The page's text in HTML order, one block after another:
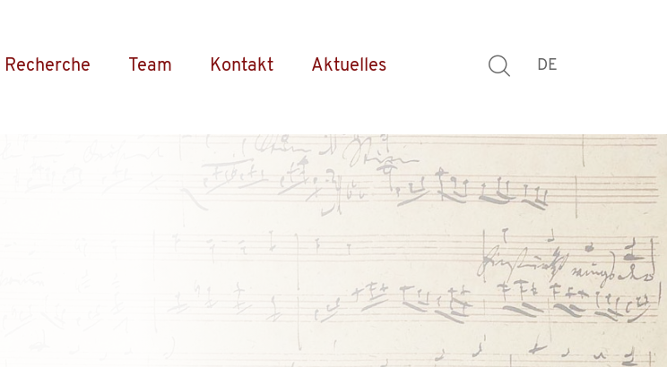
Recherche Team Kontakt Aktuelles DE